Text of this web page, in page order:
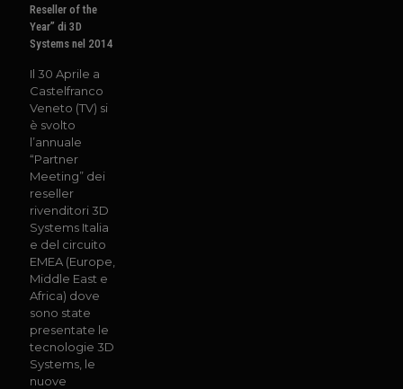
Reseller of the
Year” di 3D
Systems nel 2014
Il 30 Aprile a
Castelfranco
Veneto (TV) si
è svolto
l’annuale
“Partner
Meeting” dei
reseller
rivenditori 3D
Systems Italia
e del circuito
EMEA (Europe,
Middle East e
Africa) dove
sono state
presentate le
tecnologie 3D
Systems, le
nuove